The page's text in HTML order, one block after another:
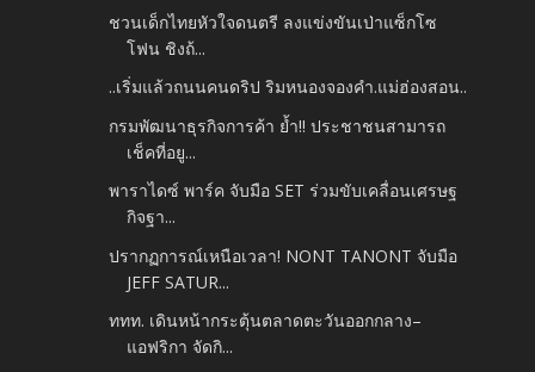
ชวนเด็กไทยหัวใจดนตรี ลงแข่งขันเป่าแซ็กโซ
โฟน ชิงถ้...
..เริ่มแล้วถนนคนดริป ริมหนองจองคำ.แม่ฮ่องสอน..
กรมพัฒนาธุรกิจการค้า ย้ำ!! ประชาชนสามารถ
เช็คที่อยู...
พาราไดซ์ พาร์ค จับมือ SET ร่วมขับเคลื่อนเศรษฐ
กิจฐา...
ปรากฏการณ์เหนือเวลา! NONT TANONT จับมือ
JEFF SATUR...
ททท. เดินหน้ากระตุ้นตลาดตะวันออกกลาง–
แอฟริกา จัดกิ...